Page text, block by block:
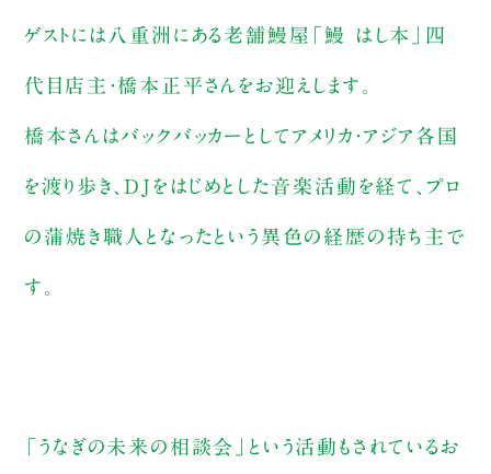
ゲストには八重洲にある老舗鰻屋「鰻 はし本」四
代目店主・橋本正平さんをお迎えします。
橋本さんはバックバッカーとしてアメリカ・アジア各国
を渡り歩き、DJをはじめとした音楽活動を経て、プロ
の蒲焼き職人となったという異色の経歴の持ち主で
す。
「うなぎの未来の相談会」という活動もされているお